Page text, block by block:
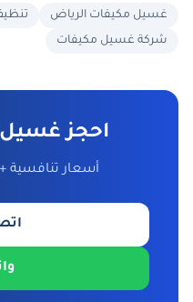
غسيل مكيفات الرياض
شركة غسيل مكيفات
احجز غسيل
أسعار